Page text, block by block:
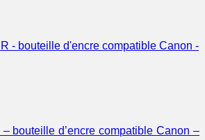
bouteille d’encre compatible Canon –